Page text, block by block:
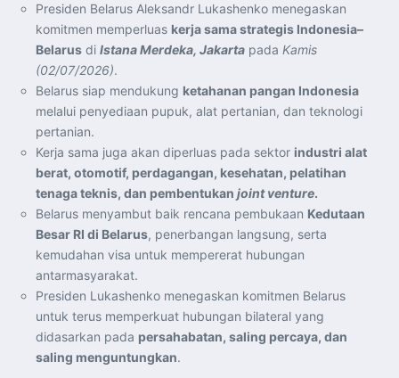
Presiden Belarus Aleksandr Lukashenko menegaskan
komitmen memperluas kerja sama strategis Indonesia–
Belarus di Istana Merdeka, Jakarta pada Kamis
(02/07/2026).
Belarus siap mendukung ketahanan pangan Indonesia
melalui penyediaan pupuk, alat pertanian, dan teknologi
pertanian.
Kerja sama juga akan diperluas pada sektor industri alat
berat, otomotif, perdagangan, kesehatan, pelatihan
tenaga teknis, dan pembentukan joint venture.
Belarus menyambut baik rencana pembukaan Kedutaan
Besar RI di Belarus, penerbangan langsung, serta
kemudahan visa untuk mempererat hubungan
antarmasyarakat.
Presiden Lukashenko menegaskan komitmen Belarus
untuk terus memperkuat hubungan bilateral yang
didasarkan pada persahabatan, saling percaya, dan
saling menguntungkan.